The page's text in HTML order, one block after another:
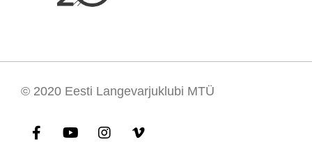
© 2020 Eesti Langevarjuklubi MTÜ